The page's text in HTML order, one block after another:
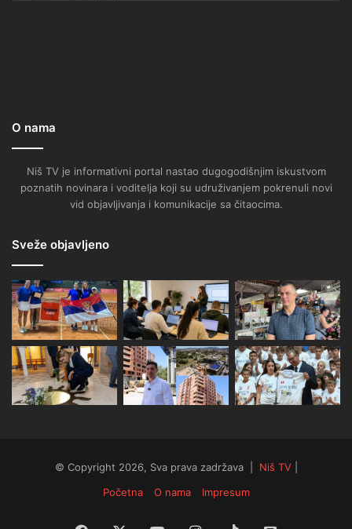
O nama
Niš TV je informativni portal nastao dugogodišnjim iskustvom
poznatih novinara i voditelja koji su udruživanjem pokrenuli novi
vid objavljivanja i komunikacije sa čitaocima.
Sveže objavljeno
© Copyright 2026, Sva prava zadržava | Niš TV|
Početna
O nama Impresum